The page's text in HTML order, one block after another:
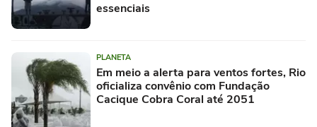
essenciais
PLANETA
Em meio a alerta para ventos fortes, Rio
oficializa convênio com Fundação
Cacique Cobra Coral até 2051